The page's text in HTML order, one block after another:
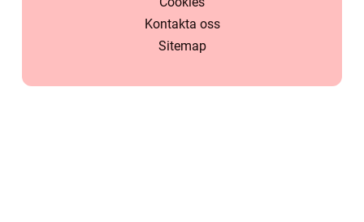
Kontakta oss
Sitemap